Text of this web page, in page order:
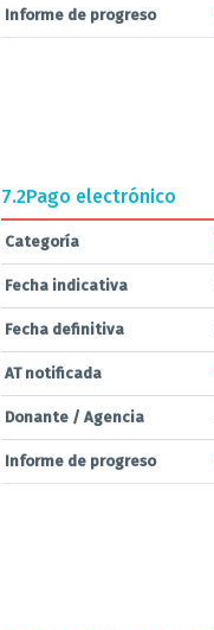
Informe de progreso
7.2Pago electrónico
Categoría
Fecha indicativa
Fecha definitiva
AT notificada
Donante / Agencia
Informe de progreso